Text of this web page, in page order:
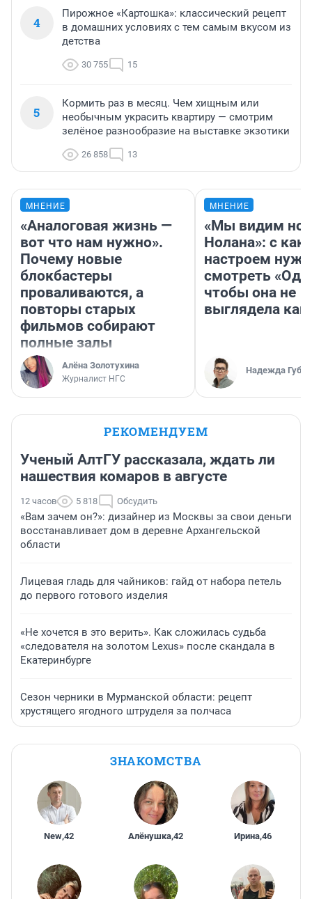
4
Пирожное «Картошка»: классический рецепт
в домашних условиях с тем самым вкусом из
детства
30 755 15
5
Кормить раз в месяц. Чем хищным или
необычным украсить квартиру — смотрим
зелёное разнообразие на выставке экзотики
26 858 13
МНЕНИЕ
«Аналоговая жизнь —
вот что нам нужно».
Почему новые
блокбастеры
проваливаются, а
повторы старых
фильмов собирают
полные залы
Алёна Золотухина
Журналист НГС
МНЕНИЕ
«Мы видим
Нолана»: с
настроем
смотреть
чтобы она не
выглядела как
Надежда
РЕКОМЕНДУЕМ
Ученый АлтГУ рассказала, ждать ли
нашествия комаров в августе
12 часов 5 818 Обсудить
«Вам зачем он?»: дизайнер из Москвы за свои деньги
восстанавливает дом в деревне Архангельской
области
Лицевая гладь для чайников: гайд от набора петель
до первого готового изделия
«Не хочется в это верить». Как сложилась судьба
«следователя на золотом Lexus» после скандала в
Екатеринбурге
Сезон черники в Мурманской области: рецепт
хрустящего ягодного штруделя за полчаса
ЗНАКОМСТВА
New,42 Алёнушка,42 Ирина,46